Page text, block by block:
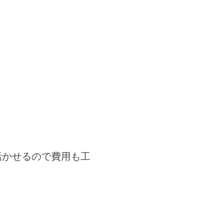
せるので費用も工